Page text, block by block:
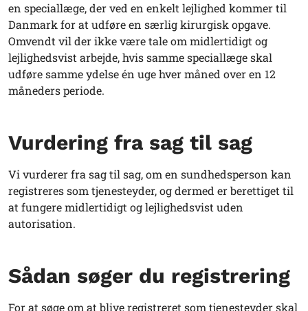
en speciallæge, der ved en enkelt lejlighed kommer til
Danmark for at udføre en særlig kirurgisk opgave.
Omvendt vil der ikke være tale om midlertidigt og
lejlighedsvist arbejde, hvis samme speciallæge skal
udføre samme ydelse én uge hver måned over en 12
måneders periode.
Vurdering fra sag til sag
Vi vurderer fra sag til sag, om en sundhedsperson kan
registreres som tjenesteyder, og dermed er berettiget til
at fungere midlertidigt og lejlighedsvist uden
autorisation.
Sådan søger du registrering
For at søge om at blive registreret som tjenesteyder skal